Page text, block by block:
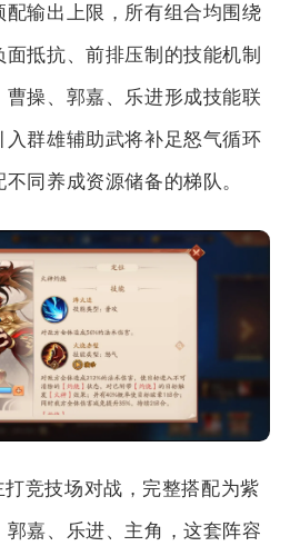
输出上限，所有组合均围绕
抵抗、前排压制的技能机制
操、郭嘉、乐进形成技能联
群雄辅助武将补足怒气循环
同养成资源储备的梯队。
竞技场对战，完整搭配为紫
郭嘉、乐进、主角，这套阵容